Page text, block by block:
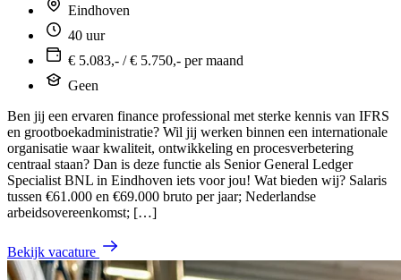
Eindhoven
40 uur
€ 5.083,- / € 5.750,- per maand
Geen
Ben jij een ervaren finance professional met sterke kennis van IFRS
en grootboekadministratie? Wil jij werken binnen een internationale
organisatie waar kwaliteit, ontwikkeling en procesverbetering
centraal staan? Dan is deze functie als Senior General Ledger
Specialist BNL in Eindhoven iets voor jou! Wat bieden wij? Salaris
tussen €61.000 en €69.000 bruto per jaar; Nederlandse
arbeidsovereenkomst; […]
Bekijk vacature